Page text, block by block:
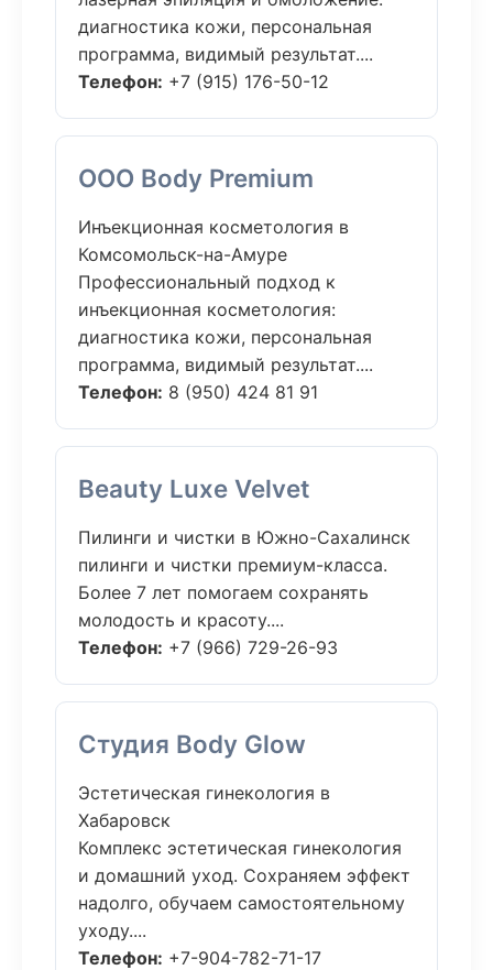
диагностика кожи, персональная
программа, видимый результат....
Телефон: +7 (915) 176-50-12
ООО Body Premium
Инъекционная косметология в
Комсомольск-на-Амуре
Профессиональный подход к
инъекционная косметология:
диагностика кожи, персональная
программа, видимый результат....
Телефон: 8 (950) 424 81 91
Beauty Luxe Velvet
Пилинги и чистки в Южно-Сахалинск
пилинги и чистки премиум-класса.
Более 7 лет помогаем сохранять
молодость и красоту....
Телефон: +7 (966) 729-26-93
Студия Body Glow
Эстетическая гинекология в
Хабаровск
Комплекс эстетическая гинекология
и домашний уход. Сохраняем эффект
надолго, обучаем самостоятельному
уходу....
Телефон: +7-904-782-71-17